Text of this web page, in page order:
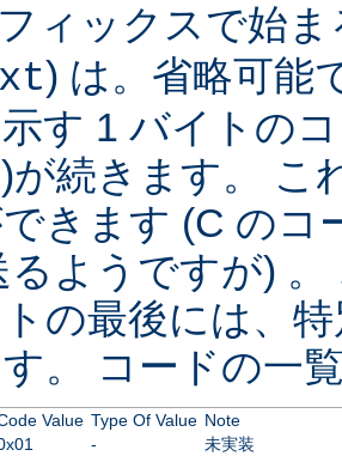
ィックスで始
) は。省略可能
す 1 バイトの
が続きます。 こ
きます (C のコ
るようですが)
の最後には、
。 コードの一
Value Type Of Value Note
-
未実装